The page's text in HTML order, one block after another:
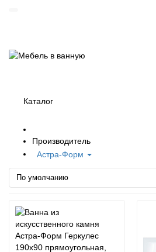
Каталог
Производитель
Астра-Форм